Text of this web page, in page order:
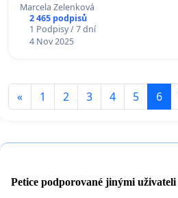
Marcela Zelenková
2 465 podpisů
1 Podpisy / 7 dní
4 Nov 2025
« 1 2 3 4 5 6
Petice podporované jinými uživateli